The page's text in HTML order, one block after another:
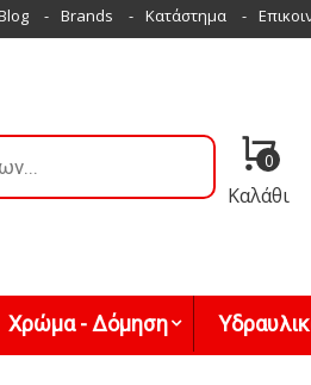
Brands Κατάστημα
0
Καλάθι
Χρώμα - Δόμηση